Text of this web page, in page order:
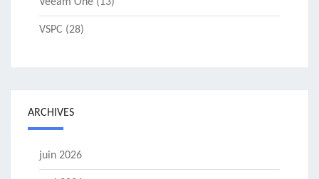
VSPC (28)
ARCHIVES
juin 2026